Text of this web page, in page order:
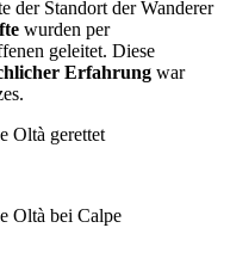
der Standort der Wanderer
wurden per
geleitet. Diese
Erfahrung war
Oltà gerettet